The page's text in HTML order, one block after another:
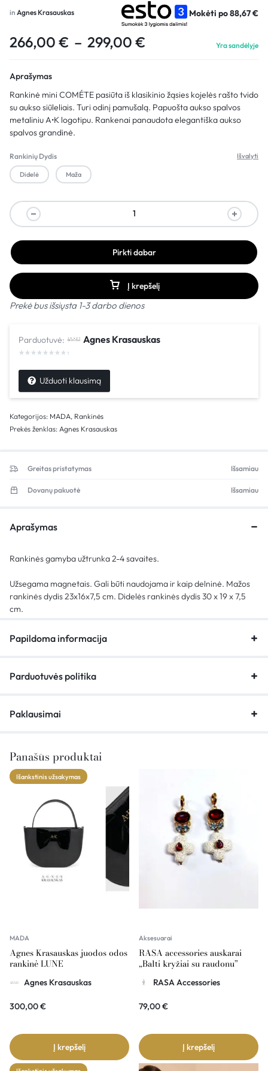
in Agnes Krasauskas Mokėti po88,67€
266,00 € – 299,00 € Yra sandėlyje
Aprašymas
Rankinė mini COMÉTE pasiūta iš klasikinio žąsies kojelės rašto tvido
su aukso siūleliais. Turi odinį pamušalą. Papuošta aukso spalvos
metaliniuA•K logotipu. Rankenai panaudota elegantiška aukso
spalvos grandinė.
Rankinių Dydis
Didelė Maža
Išvalyti
Į krepšelį
Pirkti dabar
Prekė bus išsiųsta 1-3 darbo dienos
Parduotuvė: Agnes Krasauskas
Užduoti klausimą
Kategorijos: MADA, Rankinės
Prekės ženklas: Agnes Krasauskas
Greitas pristatymas Išsamiau
Dovanų pakuotė Išsamiau
Aprašymas
Rankinės gamyba užtrunka 2-4 savaites.
Užsegama magnetais. Gali būti naudojama ir kaip delninė. Mažos
rankinės dydis 23x16x7,5 cm. Didelės rankinės dydis 30 x 19 x 7,5
cm.
Papildoma informacija
Parduotuvės politika
Paklausimai
Panašūs produktai
Išankstinis užsakymas
MADA
Agnes Krasauskas juodos odos
rankinė LUNE
Agnes Krasauskas
300,00€
Į krepšelį
Aksesuarai
RASA accessories auskarai
„Balti kryžiai su raudonu”
RASA Accessories
79,00€
Į krepšelį